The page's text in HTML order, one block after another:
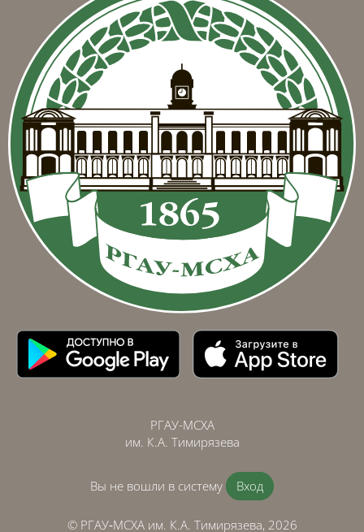
РГАУ-МСХА
им. К.А. Тимирязева
Вы не вошли в систему Вход
© РГАУ‑МСХА им. К.А. Тимирязева, 2026